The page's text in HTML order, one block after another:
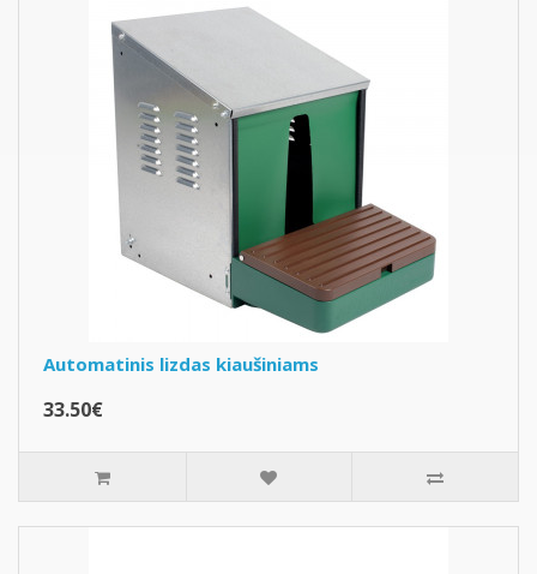
Automatinis lizdas kiaušiniams
33.50€